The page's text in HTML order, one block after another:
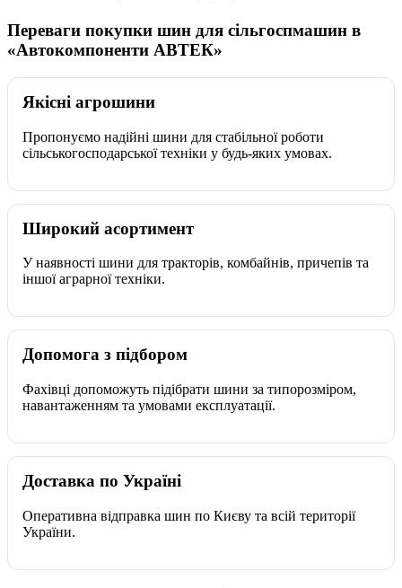
Переваги покупки шин для сільгоспмашин в
«Автокомпоненти АВТЕК»
Якісні агрошини
Пропонуємо надійні шини для стабільної роботи
сільськогосподарської техніки у будь-яких умовах.
Широкий асортимент
У наявності шини для тракторів, комбайнів, причепів та
іншої аграрної техніки.
Допомога з підбором
Фахівці допоможуть підібрати шини за типорозміром,
навантаженням та умовами експлуатації.
Доставка по Україні
Оперативна відправка шин по Києву та всій території
України.